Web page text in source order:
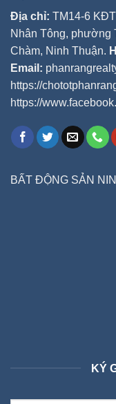
Địa chỉ: TM14-6
Nhân Tông, phường
Chàm, Ninh Thuận.
Email:
https://
https://
BẤT ĐỘNG SẢN
KÝ